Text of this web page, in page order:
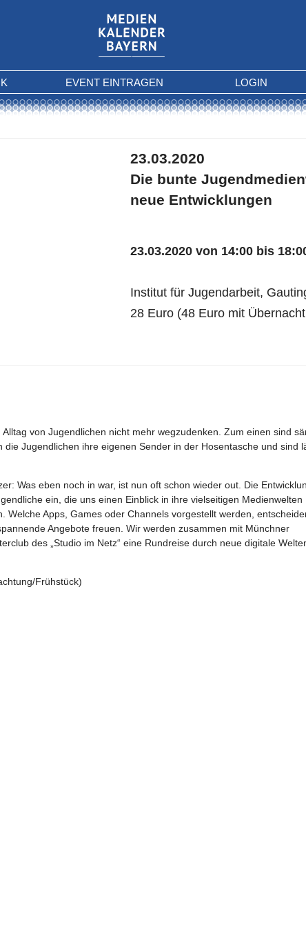
EVENT EINTRAGEN LOGIN
23.03.2020
Die bunte
neue Entwicklungen
23.03.2020 von 14:00 bis
Institut für Jugendarbeit,
28 Euro (48 Euro mit
von Jugendlichen nicht mehr wegzudenken. Zum einen sind
Jugendlichen ihre eigenen Sender in der Hosentasche und sind
Was eben noch in war, ist nun oft schon wieder out. Die
ein, die uns einen Einblick in ihre vielseitigen Medienwelten
Welche Apps, Games oder Channels vorgestellt werden,
Angebote freuen. Wir werden zusammen mit Münchner
des „Studio im Netz“ eine Rundreise durch neue digitale
Frühstück)